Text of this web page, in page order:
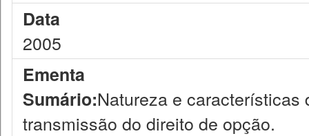
Data
2005
Ementa
Sumário:Natureza e
transmissão do direito de opção.